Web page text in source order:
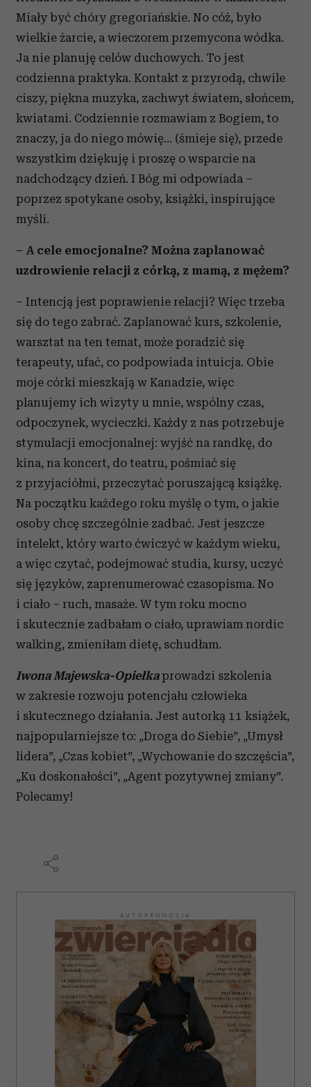
Wykorzystujemy pliki cookie do spersonalizowania treści
i reklam, aby oferować funkcje społecznościowe i
analizować ruch w naszej witrynie. Informacje o tym, jak
korzystasz z naszej witryny, udostępniamy partnerom
społecznościowym, reklamowym i analitycznym.
Partnerzy mogą połączyć te informacje z innymi danymi
otrzymanymi od Ciebie lub uzyskanymi podczas
Miały być chóry gregoriańskie. No cóż, było
wielkie żarcie, a wieczorem przemycona wódka.
Ja nie planuję celów duchowych. To jest
codzienna praktyka. Kontakt z przyrodą, chwile
ciszy, piękna muzyka, zachwyt światem, słońcem,
kwiatami. Codziennie rozmawiam z Bogiem, to
znaczy, ja do niego mówię… (śmieje się), przede
wszystkim dziękuję i proszę o wsparcie na
nadchodzący dzień. I Bóg mi odpowiada –
poprzez spotykane osoby, książki, inspirujące
myśli.
– A cele emocjonalne? Można zaplanować
uzdrowienie relacji z córką, z mamą, z mężem?
– Intencją jest poprawienie relacji? Więc trzeba
się do tego zabrać. Zaplanować kurs, szkolenie,
warsztat na ten temat, może poradzić się
terapeuty, ufać, co podpowiada intuicja. Obie
moje córki mieszkają w Kanadzie, więc
planujemy ich wizyty u mnie, wspólny czas,
odpoczynek, wycieczki. Każdy z nas potrzebuje
stymulacji emocjonalnej: wyjść na randkę, do
kina, na koncert, do teatru, pośmiać się
z przyjaciółmi, przeczytać poruszającą książkę.
Na początku każdego roku myślę o tym, o jakie
osoby chcę szczególnie zadbać. Jest jeszcze
intelekt, który warto ćwiczyć w każdym wieku,
a więc czytać, podejmować studia, kursy, uczyć
się języków, zaprenumerować czasopisma. No
i ciało – ruch, masaże. W tym roku mocno
i skutecznie zadbałam o ciało, uprawiam nordic
walking, zmieniłam dietę, schudłam.
Iwona Majewska-Opiełkaprowadzi szkolenia
w zakresie rozwoju potencjału człowieka
i skutecznego działania. Jest autorką 11 książek,
najpopularniejsze to: „Droga do Siebie”, „Umysł
lidera”, „Czas kobiet”, „Wychowanie do szczęścia”,
„Ku doskonałości”, „Agent pozytywnej zmiany”.
Polecamy!
AUTOPROMOCJA